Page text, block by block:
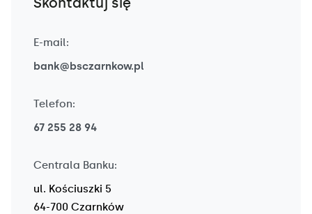
E-mail:
bank@bsczarnkow.pl
Telefon:
67 255 28 94
Centrala Banku:
ul. Kościuszki 5
64-700 Czarnków